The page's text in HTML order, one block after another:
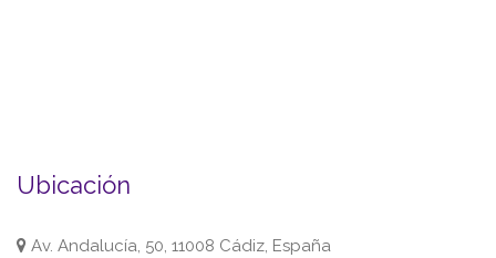
Ubicación
Av. Andalucía, 50, 11008 Cádiz, España